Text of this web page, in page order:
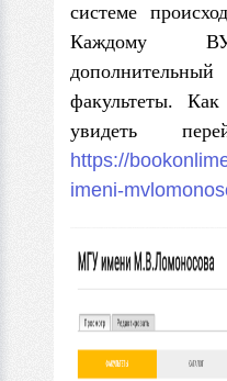
системе
Каждому
факультеты.
увидеть
https://
imeni-